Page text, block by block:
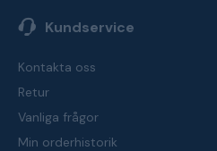
Kundservice
Kontakta oss
Retur
Vanliga frågor
Min orderhistorik